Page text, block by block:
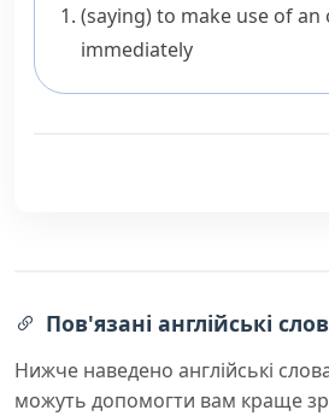
(saying)to make use of
immediately
Пов'язані англійські
Нижче наведено англійські
можуть допомогти вам краще